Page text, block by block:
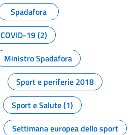
Spadafora
COVID-19 (2)
Ministro Spadafora
Sport e periferie 2018
Sport e Salute (1)
Settimana europea dello sport